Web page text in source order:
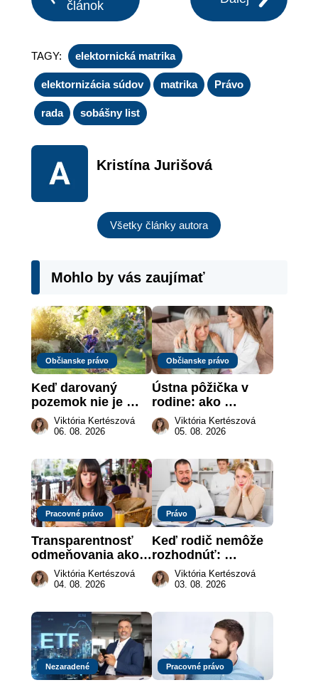
článok
TAGY: elektornická matrika
elektornizácia súdov matrika Právo
rada sobášny list
Kristína Jurišová
Všetky články autora
Mohlo by vás zaujímať
Občianske právo
Keď darovaný
pozemok nie je
„hotová vec“: kedy
môže darca žiadať
Viktória Kertészová
06. 08. 2026
Občianske právo
Ústna pôžička v
rodine: ako
vymôcť peniaze,
keď na papieri nie
Viktória Kertészová
05. 08. 2026
Pracovné právo
Transparentnosť
odmeňovania ako
právna povinnosť:
revolúcia na
práce
Viktória Kertészová
04. 08. 2026
Právo
Keď rodič nemôže
rozhodnúť:
nahradenie prejavu
vôle súdom v
Viktória Kertészová
03. 08. 2026
Nezaradené Pracovné právo